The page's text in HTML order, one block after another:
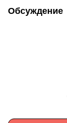
Обсуждение